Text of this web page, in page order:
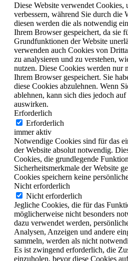
Diese Website verwendet Cookies,
verbessern, während Sie durch die
diesen werden die als notwendig
Ihrem Browser gespeichert, da sie
Grundfunktionen der Website
verwenden auch Cookies von
zu analysieren und zu verstehen,
nutzen. Diese Cookies werden nur
Ihrem Browser gespeichert. Sie
diese Cookies abzulehnen. Wenn
ablehnen, kann sich dies jedoch
auswirken.
Erforderlich
Erforderlich
immer aktiv
Notwendige Cookies sind für das
der Website absolut notwendig.
Cookies, die grundlegende
Sicherheitsmerkmale der Website
Cookies speichern keine
Nicht erforderlich
Nicht erforderlich
Jegliche Cookies, die für das
möglicherweise nicht besonders
dazu verwendet werden,
Analysen, Anzeigen und andere
sammeln, werden als nicht
Es ist zwingend erforderlich, die
einzuholen, bevor diese Cookies